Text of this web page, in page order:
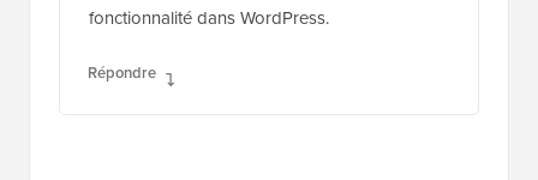
fonctionnalité dans WordPress.
Répondre